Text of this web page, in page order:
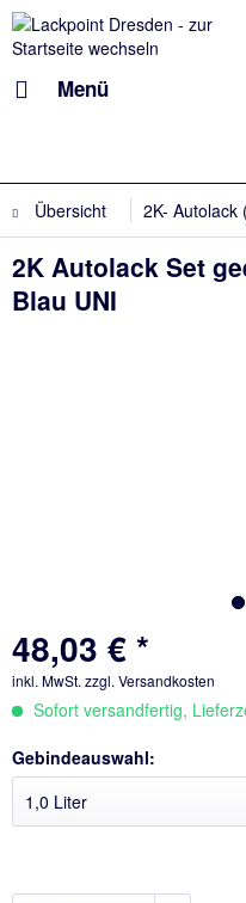
Menü
Übersicht 2K- Autolack
2K Autolack Set
Blau UNI
48,03 € *
inkl. MwSt. zzgl. Versandkosten
Sofort versandfertig,
Gebindeauswahl: